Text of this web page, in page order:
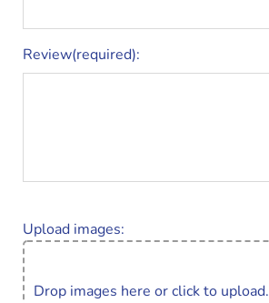
Review(required):
Upload images:
Drop images here or click to upload.